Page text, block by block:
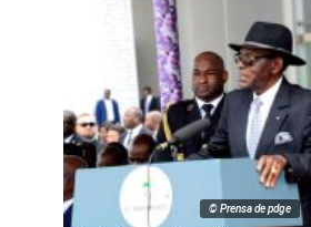
© Prensa de pdge